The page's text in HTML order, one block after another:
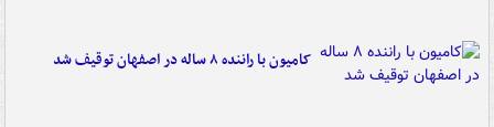
کامیون با راننده ۸ ساله در اصفهان توقیف شد